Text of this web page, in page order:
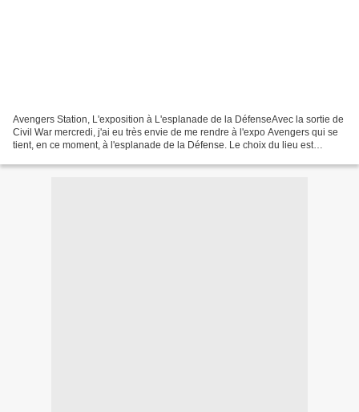
Avengers Station, L'exposition à L'esplanade de la DéfenseAvec la sortie de
Civil War mercredi, j'ai eu très envie de me rendre à l'expo Avengers qui se
tient, en ce moment, à l'esplanade de la Défense. Le choix du lieu est